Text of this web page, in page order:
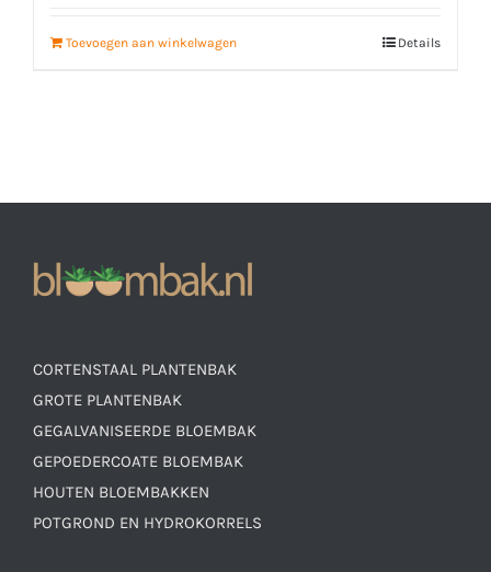
Toevoegen aan winkelwagen Details
CORTENSTAAL PLANTENBAK
GROTE PLANTENBAK
GEGALVANISEERDE BLOEMBAK
GEPOEDERCOATE BLOEMBAK
HOUTEN BLOEMBAKKEN
POTGROND EN HYDROKORRELS